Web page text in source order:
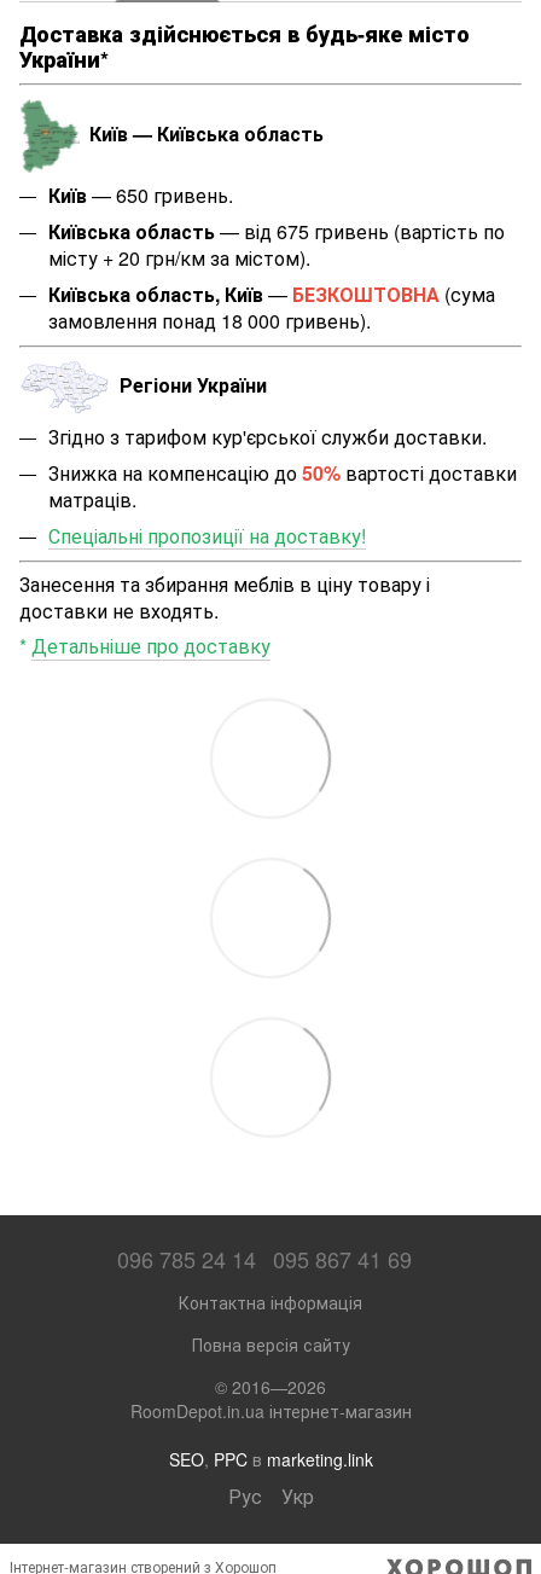
Доставка здійснюється в будь-яке місто
України*
Київ — Київська область
Київ— 650 гривень.
Київська область— від 675 гривень (вартість по
місту + 20 грн/км за містом).
Київська область, Київ— БЕЗКОШТОВНА (сума
замовлення понад 18 000 гривень).
Регіони України
Згідно з тарифом кур'єрської служби доставки.
Знижка на компенсацію до50% вартості доставки
матраців.
Спеціальні пропозиції на доставку!
Занесення та збирання меблів в ціну товару і
доставки не входять.
*Детальніше про доставку
096 785 24 14 095 867 41 69
Контактна інформація
Повна версія сайту
© 2016—2026
RoomDepot.in.ua інтернет-магазин
SEO, PPCв marketing.link
Рус Укр
Інтернет-магазин створений з Хорошоп